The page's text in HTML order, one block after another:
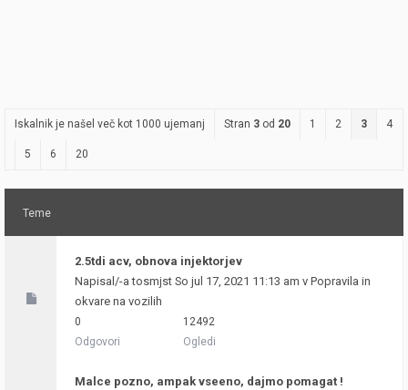
Iskalnik je našel več kot 1000 ujemanj Stran 3 od 20 1 2 3 4
5 6 20
Teme
2.5tdi acv, obnova injektorjev
Napisal/-atosmjst So jul 17, 2021 11:13 am v Popravila in
okvare na vozilih
0
Odgovori
12492
Ogledi
Malce pozno, ampak vseeno, dajmo pomagat !